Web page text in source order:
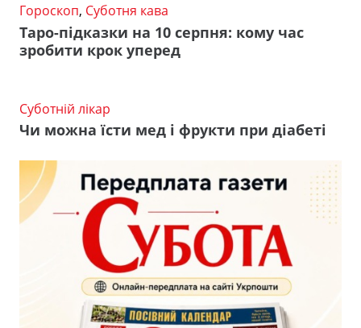
Гороскоп, Суботня кава
Таро-підказки на 10 серпня: кому час
зробити крок уперед
Суботній лікар
Чи можна їсти мед і фрукти при діабеті